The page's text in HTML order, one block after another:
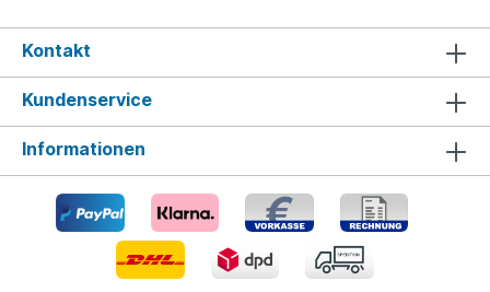
Kontakt
Kundenservice
Informationen